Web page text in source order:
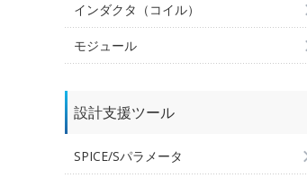
インダクタ（コイル）
モジュール
設計支援ツール
SPICE/Sパラメータ